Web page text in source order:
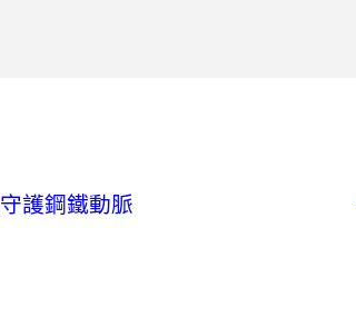
護鋼鐵動脈